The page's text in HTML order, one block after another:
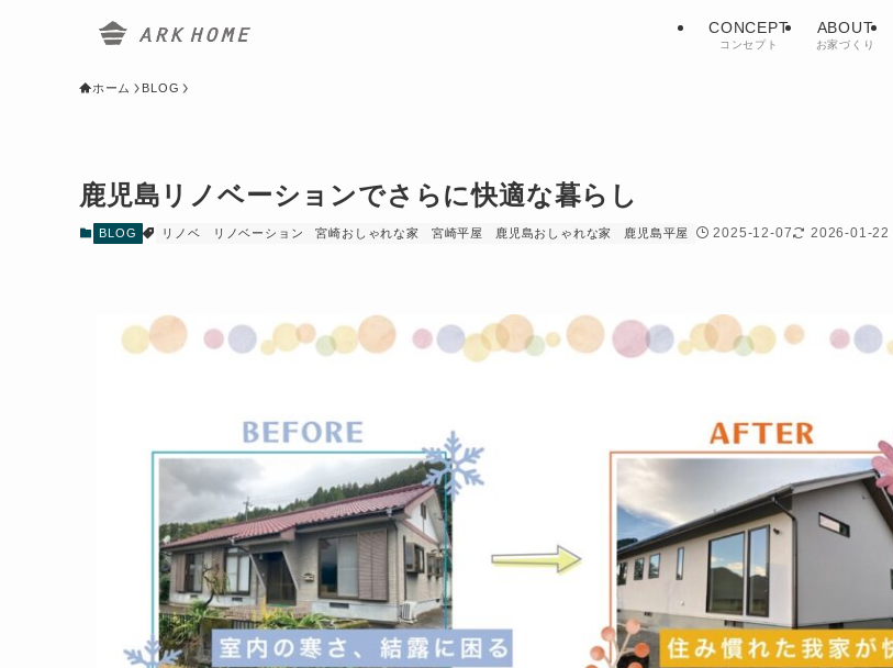
CONCEPT
コンセプト
ABOUT
お家づくり
ホーム BLOG
鹿児島リノベーションでさらに快適な暮らし
BLOG リノベ リノベーション 宮崎おしゃれな家 宮崎平屋 鹿児島おしゃれな家 鹿児島平屋 2025-12-07 2026-01-22